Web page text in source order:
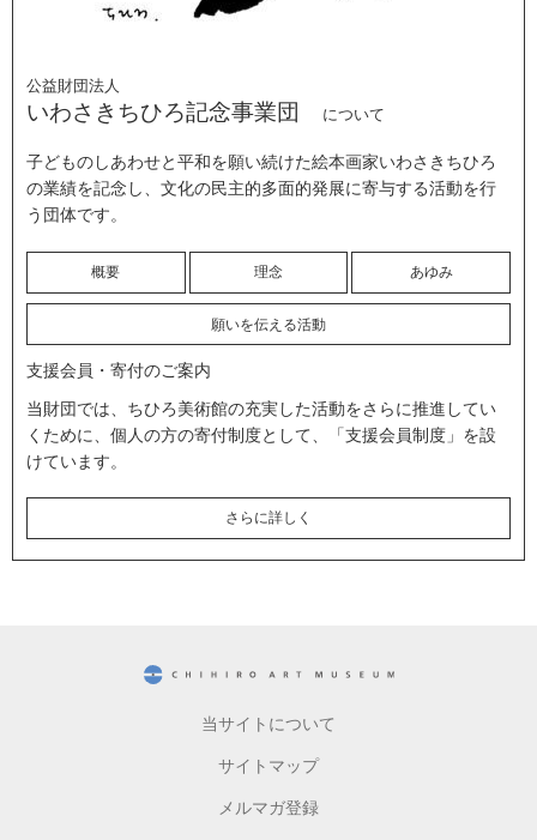
公益財団法人
いわさきちひろ記念事業団 について
子どものしあわせと平和を願い続けた絵本画家いわさきちひろ
の業績を記念し、文化の民主的多面的発展に寄与する活動を行
う団体です。
概要 理念 あゆみ
願いを伝える活動
支援会員・寄付のご案内
当財団では、ちひろ美術館の充実した活動をさらに推進してい
くために、個人の方の寄付制度として、「支援会員制度」を設
けています。
さらに詳しく
当サイトについて
サイトマップ
メルマガ登録